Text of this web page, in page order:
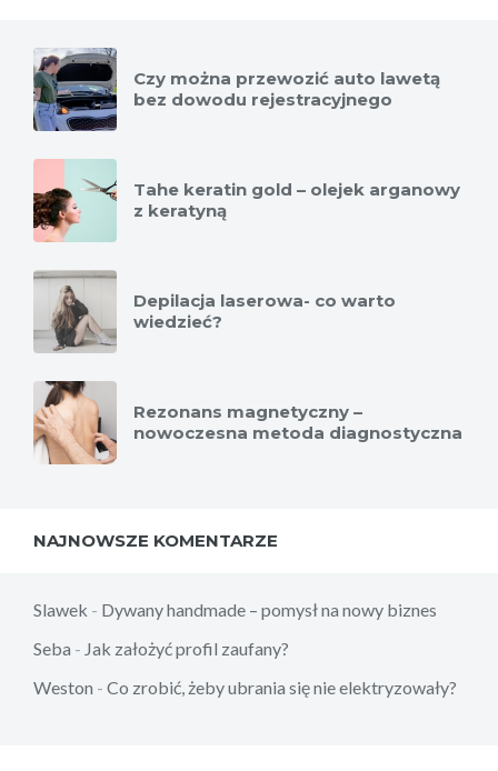
Czy można przewozić auto lawetą
bez dowodu rejestracyjnego
Tahe keratin gold – olejek arganowy
z keratyną
Depilacja laserowa- co warto
wiedzieć?
Rezonans magnetyczny –
nowoczesna metoda diagnostyczna
NAJNOWSZE KOMENTARZE
Slawek - Dywany handmade – pomysł na nowy biznes
Seba - Jak założyć profil zaufany?
Weston - Co zrobić, żeby ubrania się nie elektryzowały?